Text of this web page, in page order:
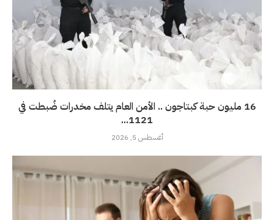
16 مليون حبة كبتاجون .. الأمن العام يتلف مخدرات ضُبطت في
1121...
أغسطس 5, 2026